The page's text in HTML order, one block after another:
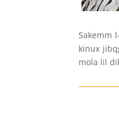
Sakemm
kinux
mola lil